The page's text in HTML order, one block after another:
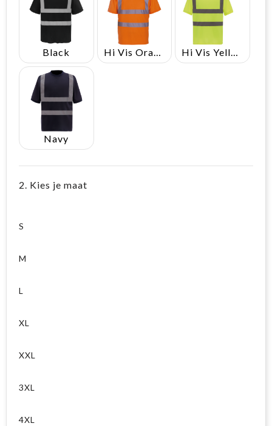
Black
Navy
2. Kies je maat
S
M
L
XL
XXL
3XL
4XL